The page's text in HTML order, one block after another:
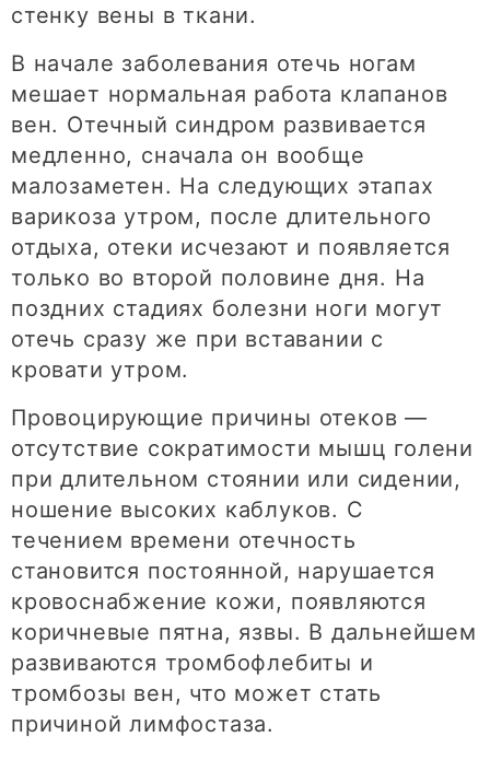
стенку вены в ткани.
В начале заболевания отечь ногам
мешает нормальная работа клапанов
вен. Отечный синдром развивается
медленно, сначала он вообще
малозаметен. На следующих этапах
варикоза утром, после длительного
отдыха, отеки исчезают и появляется
только во второй половине дня. На
поздних стадиях болезни ноги могут
отечь сразу же при вставании с
кровати утром.
Провоцирующие причины отеков —
отсутствие сократимости мышц голени
при длительном стоянии или сидении,
ношение высоких каблуков. С
течением времени отечность
становится постоянной, нарушается
кровоснабжение кожи, появляются
коричневые пятна, язвы. В дальнейшем
развиваются тромбофлебиты и
тромбозы вен, что может стать
причиной лимфостаза.